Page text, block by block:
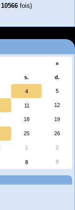
10566 fois)
»
s. d.
4 5
11 12
18 19
25 26
1 2
8 9